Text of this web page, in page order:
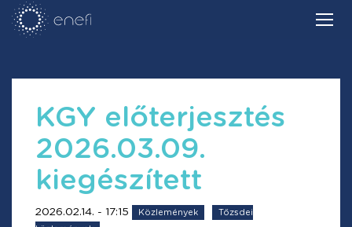
KGY előterjesztés
2026.03.09.
kiegészített
2026.02.14. - 17:15 Közlemények
Tőzsdei